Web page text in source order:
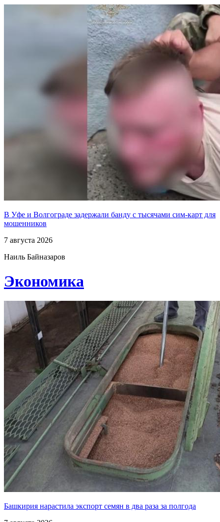
В Уфе и Волгограде задержали банду с тысячами сим-карт для
мошенников
7 августа 2026
Наиль Байназаров
Экономика
Башкирия нарастила экспорт семян в два раза за полгода